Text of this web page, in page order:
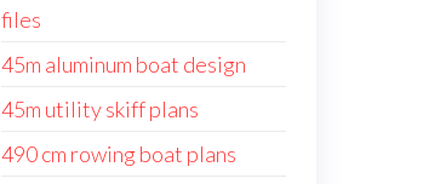
files
45m aluminum boat design
45m utility skiff plans
490 cm rowing boat plans